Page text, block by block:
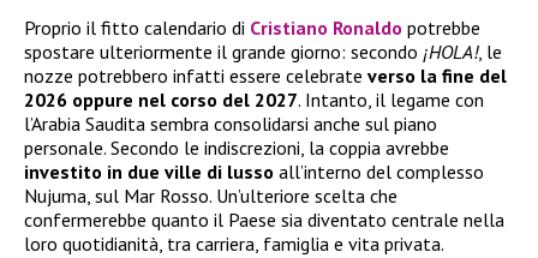
Proprio il fitto calendario di Cristiano Ronaldo potrebbe
spostare ulteriormente il grande giorno: secondo ¡HOLA!, le
nozze potrebbero infatti essere celebrate verso la fine del
2026 oppure nel corso del 2027. Intanto, il legame con
l’Arabia Saudita sembra consolidarsi anche sul piano
personale. Secondo le indiscrezioni, la coppia avrebbe
investito in due ville di lusso all’interno del complesso
Nujuma, sul Mar Rosso. Un’ulteriore scelta che
confermerebbe quanto il Paese sia diventato centrale nella
loro quotidianità, tra carriera, famiglia e vita privata.